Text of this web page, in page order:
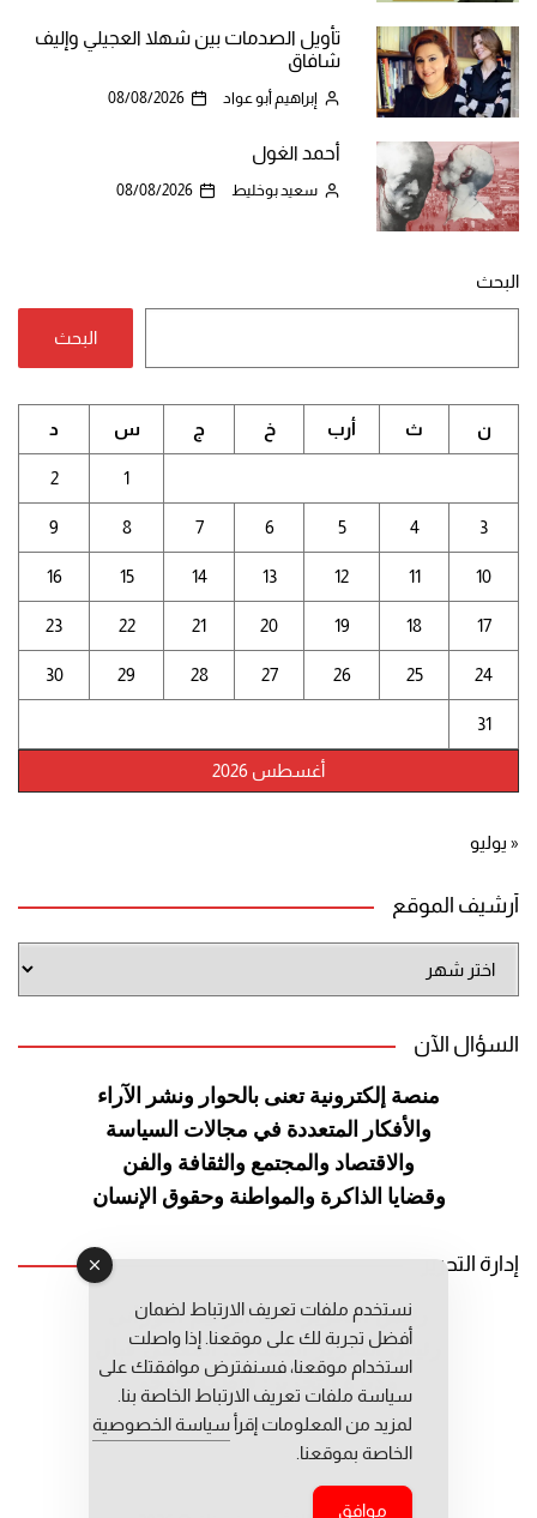
تأويل الصدمات بين شهلا العجيلي وإليف
شافاق
إبراهيم أبو عواد 08/08/2026
أحمد الغول
سعيد بوخليط 08/08/2026
البحث
البحث
أغسطس 2026
ن ث أرب خ ج س د
1
2
3
4
5
6
7
8
9
10
11
12
13
14
15
16
17
18
19
20
21
22
23
24
25
26
27
28
29
30
31
« يوليو
أرشيف الموقع
الموقع
السؤال الآن
منصة إلكترونية تعنى بالحوار ونشر الآراء
والأفكار المتعددة في مجالات السياسة
والاقتصاد والمجتمع والثقافة والفن
وقضايا الذاكرة والمواطنة وحقوق الإنسان
إدارة التحرير
رئيس التحرير: عبد الرحيم التوراني
رئيس التحرير المساعد: المعطي قبال
مديرة التحرير: فاطمة حوحو
نستخدم ملفات تعريف الارتباط لضمان
أفضل تجربة لك على موقعنا. إذا واصلت
استخدام موقعنا، فسنفترض موافقتك على
سياسة ملفات تعريف الارتباط الخاصة بنا.
لمزيد من المعلومات إقرأ سياسة الخصوصية
الخاصة بموقعنا.
موافق